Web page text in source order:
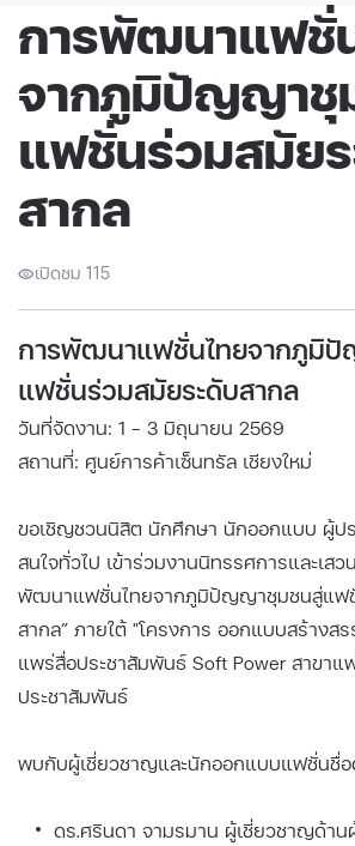
การพัฒนาแฟชั่
จากภูมิปัญญาชุ
แฟชั่นร่วมสมัย
สากล
เปิดชม 115
การพัฒนาแฟชั่นไทยจากภูมิ
แฟชั่นร่วมสมัยระดับสากล
วันที่จัดงาน: 1 - 3 มิถุนายน 2569
สถานที่: ศูนย์การค้าเซ็นทรัล เชียงใหม่
ขอเชิญชวนนิสิต นักศึกษา นักออกแบบ ผู้ป
สนใจทั่วไป เข้าร่วมงานนิทรรศการและเสว
พัฒนาแฟชั่นไทยจากภูมิปัญญาชุมชนสู่แฟ
สากล” ภายใต้ "โครงการ ออกแบบสร้างส
แพร่สื่อประชาสัมพันธ์ Soft Power สาขาแ
ประชาสัมพันธ์
พบกับผู้เชี่ยวชาญและนักออกแบบแฟชั่นชื่อ
ดร.ศรินดา จามรมาน ผู้เชี่ยวชาญด้าน